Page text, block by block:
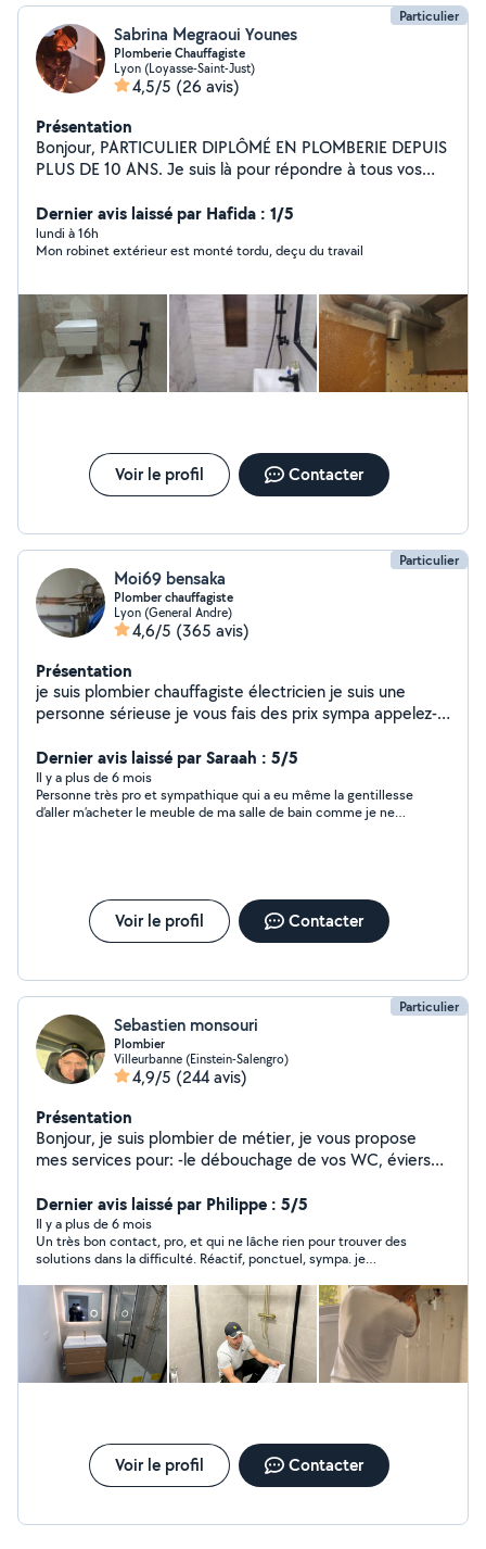
Particulier
Sabrina Megraoui Younes
Plomberie Chauffagiste
Lyon (Loyasse-Saint-Just)
4,5/5 (26 avis)
Présentation
Bonjour, PARTICULIER DIPLÔMÉ EN PLOMBERIE DEPUIS
PLUS DE 10 ANS. Je suis là pour répondre à tous vos
d'urgence, des installations ou des entretiens réguliers.
Je me rends disponible pour garantir un service rapide
et de qualité. Mes services incluent : - Détection et
robinetterie - Entretien de chauffe-eaux - Soudure etc...
Vous pouvez prendre contact avec moi directement par
téléphone ou par msg pour un devis. Ne laissez pas les
soucis de plomberie gâcher votre journée. Faites
confiance à mon expertise ;-) Bien à vous Younes
Dernier avis laissé par Hafida : 1/5
lundi à 16h
Mon robinet extérieur est monté tordu, deçu du travail
Voir le profil Contacter
Particulier
Moi69 bensaka
Plomber chauffagiste
Lyon (General Andre)
4,6/5 (365 avis)
Présentation
je suis plombier chauffagiste électricien je suis une
personne sérieuse je vous fais des prix sympa appelez-
Dernier avis laissé par Saraah : 5/5
Il y a plus de 6 mois
Personne très pro et sympathique qui a eu même la gentillesse
d’aller m’acheter le meuble de ma salle de bain comme je ne
Voir le profil Contacter
Particulier
Sebastien monsouri
Plombier
Villeurbanne (Einstein-Salengro)
4,9/5 (244 avis)
Présentation
Bonjour, je suis plombier de métier, je vous propose
mes services pour: -le débouchage de vos WC, éviers
répartition de fuites - la pose de votre nouvelle barre de
douche - la pose de votre nouveau meuble de salle de
bain - le remplacement de votre toilette - La réfection
de votre salle de bain Je peux aussi effectuer d'autres
petits travaux si cela rentre dans mes compétences
n'hésitez pas à me le demander.
Dernier avis laissé par Philippe : 5/5
Il y a plus de 6 mois
Un très bon contact, pro, et qui ne lâche rien pour trouver des
solutions dans la difficulté. Réactif, ponctuel, sympa. je
Voir le profil Contacter